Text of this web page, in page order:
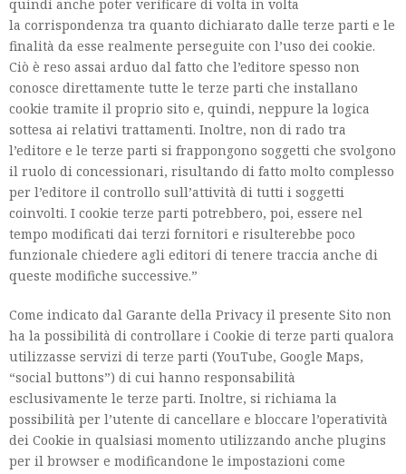
quindi anche poter verificare di volta in volta
la corrispondenza tra quanto dichiarato dalle terze parti e le
finalità da esse realmente perseguite con l’uso dei cookie.
Ciò è reso assai arduo dal fatto che l’editore spesso non
conosce direttamente tutte le terze parti che installano
cookie tramite il proprio sito e, quindi, neppure la logica
sottesa ai relativi trattamenti. Inoltre, non di rado tra
l’editore e le terze parti si frappongono soggetti che svolgono
il ruolo di concessionari, risultando di fatto molto complesso
per l’editore il controllo sull’attività di tutti i soggetti
coinvolti. I cookie terze parti potrebbero, poi, essere nel
tempo modificati dai terzi fornitori e risulterebbe poco
funzionale chiedere agli editori di tenere traccia anche di
queste modifiche successive.”
Come indicato dal Garante della Privacy il presente Sito non
ha la possibilità di controllare i Cookie di terze parti qualora
utilizzasse servizi di terze parti (YouTube, Google Maps,
“social buttons”) di cui hanno responsabilità
esclusivamente le terze parti. Inoltre, si richiama la
possibilità per l’utente di cancellare e bloccare l’operatività
dei Cookie in qualsiasi momento utilizzando anche plugins
per il browser e modificandone le impostazioni come